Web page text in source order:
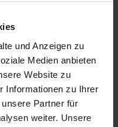
und Anzeigen zu
Medien anbieten
Website zu
Informationen zu Ihrer
Partner für
weiter. Unsere